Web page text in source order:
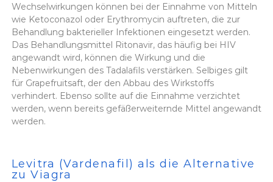
Wechselwirkungen können bei der Einnahme von Mitteln
wie Ketoconazol oder Erythromycin auftreten, die zur
Behandlung bakterieller Infektionen eingesetzt werden.
Das Behandlungsmittel Ritonavir, das häufig bei HIV
angewandt wird, können die Wirkung und die
Nebenwirkungen des Tadalafils verstärken. Selbiges gilt
für Grapefruitsaft, der den Abbau des Wirkstoffs
verhindert. Ebenso sollte auf die Einnahme verzichtet
werden, wenn bereits gefäßerweiternde Mittel angewandt
werden.
Levitra (Vardenafil) als die Alternative
zu Viagra